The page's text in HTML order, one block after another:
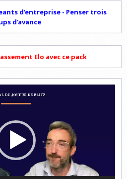
d'entreprise - Penser trois
d'avance
Elo avec ce pack